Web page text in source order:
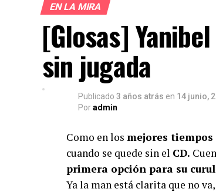
Apoya el
EN LA MIRA
[Glosas]
sin jugada
Publicado 3 años atrás en 14 junio,
Poradmin
Como en los mejores
cuando se quede sin el CD.
primera opción para su curul
Ya la man está clarita que no